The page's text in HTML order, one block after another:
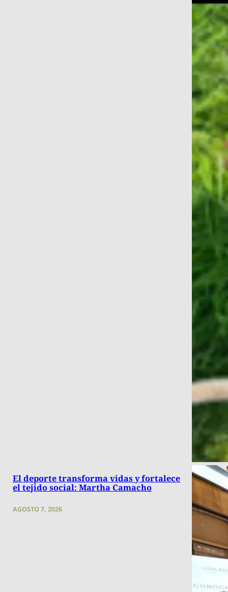
El deporte transforma vidas y fortalece
el tejido social: Martha Camacho
AGOSTO 7, 2026